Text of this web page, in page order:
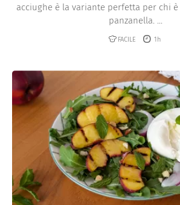
acciughe è la variante perfetta per chi
panzanella. ...
FACILE 1h